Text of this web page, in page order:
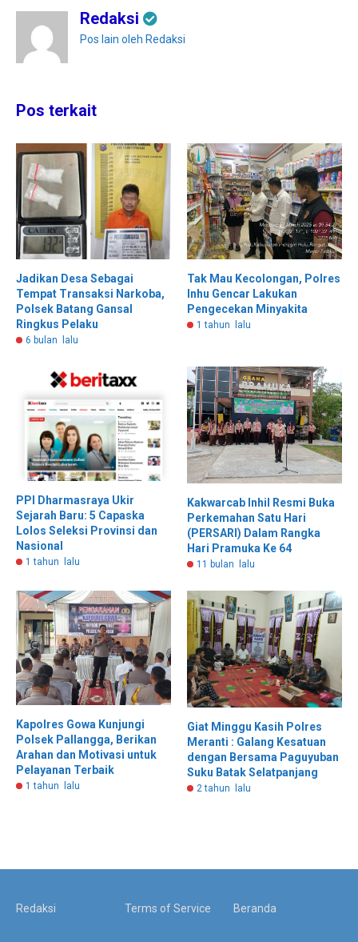
Redaksi
Pos lain oleh Redaksi
Pos terkait
Jadikan Desa Sebagai
Tempat Transaksi Narkoba,
Polsek Batang Gansal
Ringkus Pelaku
6 bulan lalu
Tak Mau Kecolongan, Polres
Inhu Gencar Lakukan
Pengecekan Minyakita
1 tahun lalu
PPI Dharmasraya Ukir
Sejarah Baru: 5 Capaska
Lolos Seleksi Provinsi dan
Nasional
1 tahun lalu
Kakwarcab Inhil Resmi Buka
Perkemahan Satu Hari
(PERSARI) Dalam Rangka
Hari Pramuka Ke 64
11 bulan lalu
Kapolres Gowa Kunjungi
Polsek Pallangga, Berikan
Arahan dan Motivasi untuk
Pelayanan Terbaik
1 tahun lalu
Giat Minggu Kasih Polres
Meranti : Galang Kesatuan
dengan Bersama Paguyuban
Suku Batak Selatpanjang
2 tahun lalu
Redaksi Terms of Service Beranda